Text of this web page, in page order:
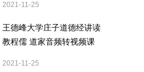
2021-11-25
王德峰大学庄子道德经讲读
教程儒 道家音频转视频课
2021-11-25